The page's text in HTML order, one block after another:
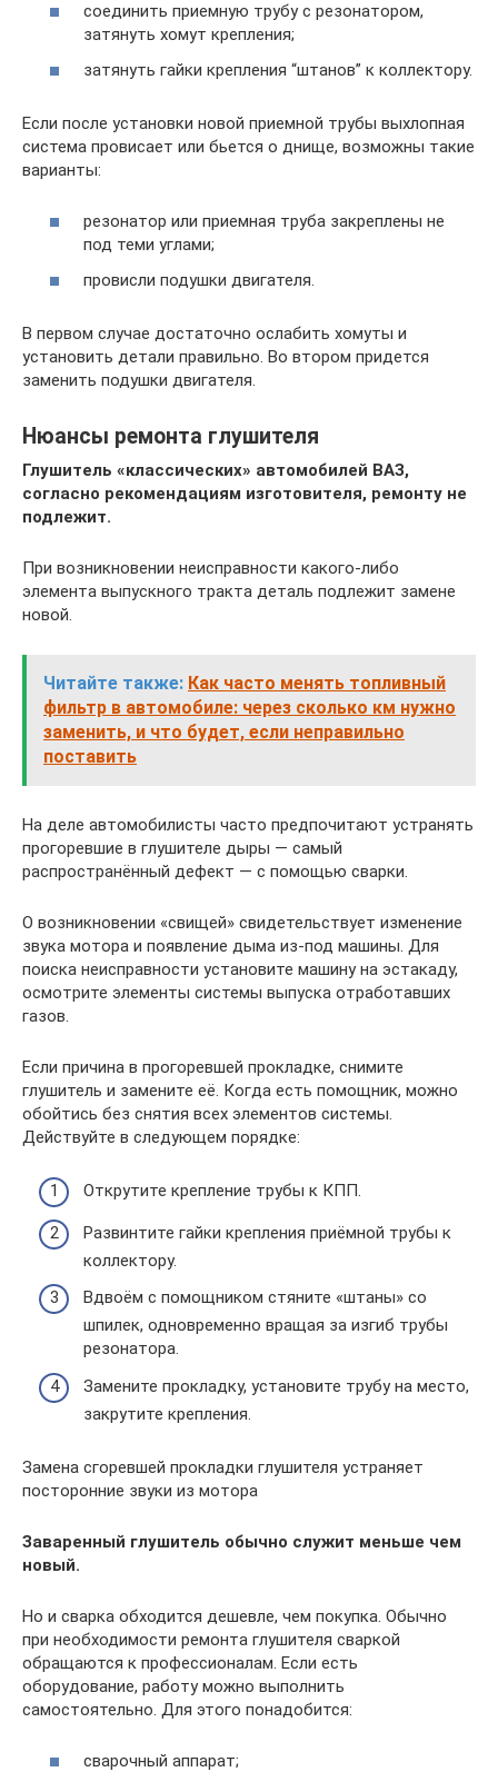
соединить приемную трубу с резонатором,
затянуть хомут крепления;
затянуть гайки крепления “штанов” к коллектору.
Если после установки новой приемной трубы выхлопная
система провисает или бьется о днище, возможны такие
варианты:
резонатор или приемная труба закреплены не
под теми углами;
провисли подушки двигателя.
В первом случае достаточно ослабить хомуты и
установить детали правильно. Во втором придется
заменить подушки двигателя.
Нюансы ремонта глушителя
Глушитель «классических» автомобилей ВАЗ,
согласно рекомендациям изготовителя, ремонту не
подлежит.
При возникновении неисправности какого-либо
элемента выпускного тракта деталь подлежит замене
новой.
Читайте также: Как часто менять топливный
фильтр в автомобиле: через сколько км нужно
заменить, и что будет, если неправильно
поставить
На деле автомобилисты часто предпочитают устранять
прогоревшие в глушителе дыры — самый
распространённый дефект — с помощью сварки.
О возникновении «свищей» свидетельствует изменение
звука мотора и появление дыма из-под машины. Для
поиска неисправности установите машину на эстакаду,
осмотрите элементы системы выпуска отработавших
газов.
Если причина в прогоревшей прокладке, снимите
глушитель и замените её. Когда есть помощник, можно
обойтись без снятия всех элементов системы.
Действуйте в следующем порядке:
Открутите крепление трубы к КПП.
Развинтите гайки крепления приёмной трубы к
коллектору.
Вдвоём с помощником стяните «штаны» со
шпилек, одновременно вращая за изгиб трубы
резонатора.
Замените прокладку, установите трубу на место,
закрутите крепления.
Замена сгоревшей прокладки глушителя устраняет
посторонние звуки из мотора
Заваренный глушитель обычно служит меньше чем
новый.
Но и сварка обходится дешевле, чем покупка. Обычно
при необходимости ремонта глушителя сваркой
обращаются к профессионалам. Если есть
оборудование, работу можно выполнить
самостоятельно. Для этого понадобится:
сварочный аппарат;